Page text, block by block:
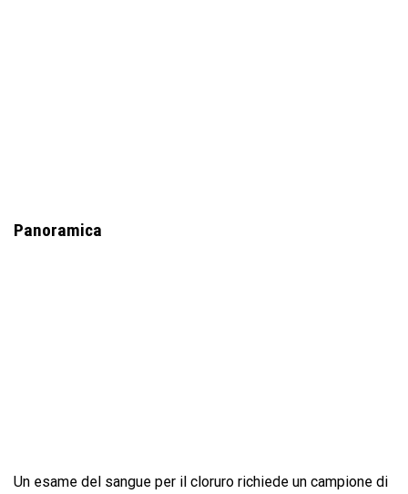
Panoramica
Un esame del sangue per il cloruro richiede un campione di